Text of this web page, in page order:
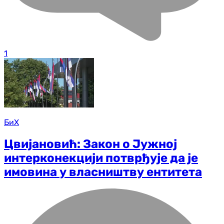
1
БиХ
Цвијановић: Закон о Јужној
интерконекцији потврђује да је
имовина у власништву ентитета